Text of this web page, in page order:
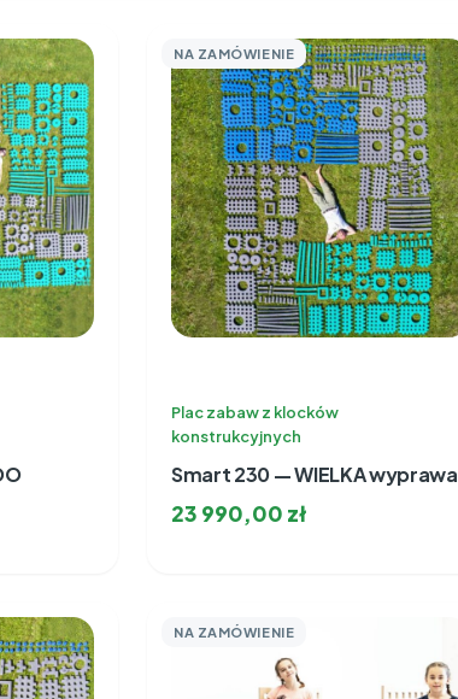
NA ZAMÓWIENIE
Plac zabaw z klocków
konstrukcyjnych
Smart 230 — WIELKA wyprawa
23 990,00 zł
NA ZAMÓWIENIE